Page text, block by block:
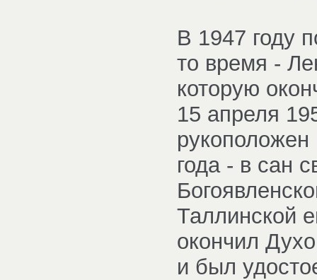
В 1947 году
то время -
которую
15 апреля
года - в сан
Таллинской
окончил
и был